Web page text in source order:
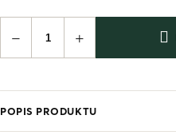
+
−
POPIS PRODUKTU